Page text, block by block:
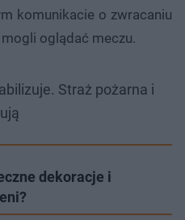
komunikacie o zwracaniu
oglądać meczu.
Straż pożarna i
dekoracje i